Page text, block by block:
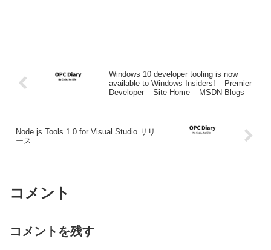
Windows 10 developer tooling is now
available to Windows Insiders! – Premier
Developer – Site Home – MSDN Blogs
Node.js Tools 1.0 for Visual Studio リリ
ース
コメント
コメントを残す